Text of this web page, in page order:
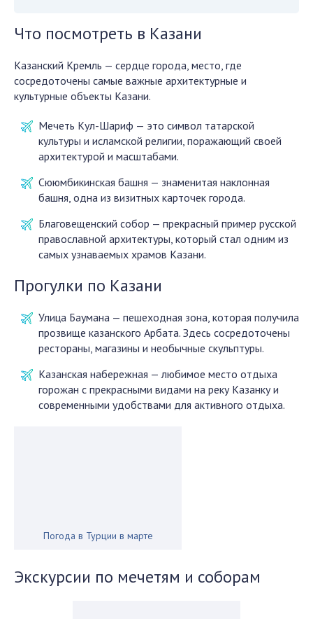
Что посмотреть в Казани
Казанский Кремль — сердце города, место, где
сосредоточены самые важные архитектурные и
культурные объекты Казани.
Мечеть Кул-Шариф — это символ татарской
культуры и исламской религии, поражающий своей
архитектурой и масштабами.
Сююмбикинская башня — знаменитая наклонная
башня, одна из визитных карточек города.
Благовещенский собор — прекрасный пример русской
православной архитектуры, который стал одним из
самых узнаваемых храмов Казани.
Прогулки по Казани
Улица Баумана — пешеходная зона, которая получила
прозвище казанского Арбата. Здесь сосредоточены
рестораны, магазины и необычные скульптуры.
Казанская набережная — любимое место отдыха
горожан с прекрасными видами на реку Казанку и
современными удобствами для активного отдыха.
Погода в Турции в марте
Экскурсии по мечетям и соборам